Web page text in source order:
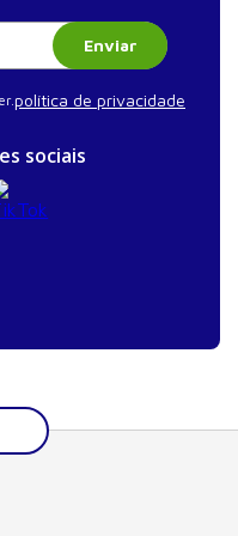
Enviar
política de privacidade
sociais